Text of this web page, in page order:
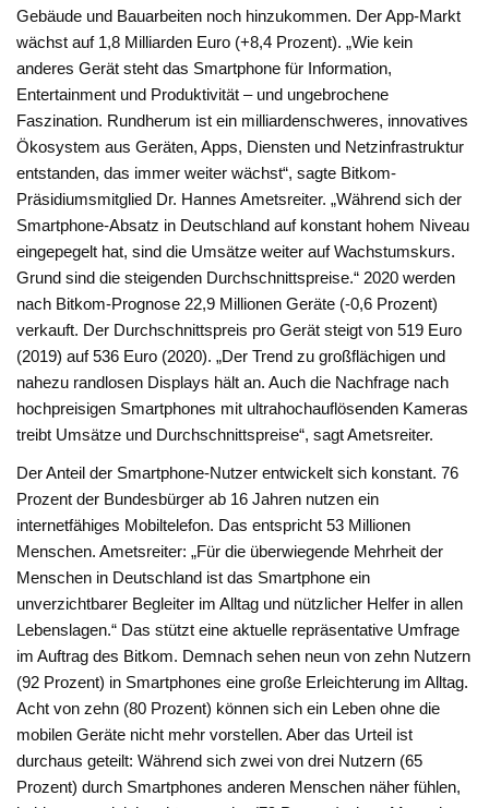
Gebäude und Bauarbeiten noch hinzukommen. Der App-Markt
wächst auf 1,8 Milliarden Euro (+8,4 Prozent). „Wie kein
anderes Gerät steht das Smartphone für Information,
Entertainment und Produktivität – und ungebrochene
Faszination. Rundherum ist ein milliardenschweres, innovatives
Ökosystem aus Geräten, Apps, Diensten und Netzinfrastruktur
entstanden, das immer weiter wächst“, sagte Bitkom-
Präsidiumsmitglied Dr. Hannes Ametsreiter. „Während sich der
Smartphone-Absatz in Deutschland auf konstant hohem Niveau
eingepegelt hat, sind die Umsätze weiter auf Wachstumskurs.
Grund sind die steigenden Durchschnittspreise.“ 2020 werden
nach Bitkom-Prognose 22,9 Millionen Geräte (-0,6 Prozent)
verkauft. Der Durchschnittspreis pro Gerät steigt von 519 Euro
(2019) auf 536 Euro (2020). „Der Trend zu großflächigen und
nahezu randlosen Displays hält an. Auch die Nachfrage nach
hochpreisigen Smartphones mit ultrahochauflösenden Kameras
treibt Umsätze und Durchschnittspreise“, sagt Ametsreiter.
Der Anteil der Smartphone-Nutzer entwickelt sich konstant. 76
Prozent der Bundesbürger ab 16 Jahren nutzen ein
internetfähiges Mobiltelefon. Das entspricht 53 Millionen
Menschen. Ametsreiter: „Für die überwiegende Mehrheit der
Menschen in Deutschland ist das Smartphone ein
unverzichtbarer Begleiter im Alltag und nützlicher Helfer in allen
Lebenslagen.“ Das stützt eine aktuelle repräsentative Umfrage
im Auftrag des Bitkom. Demnach sehen neun von zehn Nutzern
(92 Prozent) in Smartphones eine große Erleichterung im Alltag.
Acht von zehn (80 Prozent) können sich ein Leben ohne die
mobilen Geräte nicht mehr vorstellen. Aber das Urteil ist
durchaus geteilt: Während sich zwei von drei Nutzern (65
Prozent) durch Smartphones anderen Menschen näher fühlen,